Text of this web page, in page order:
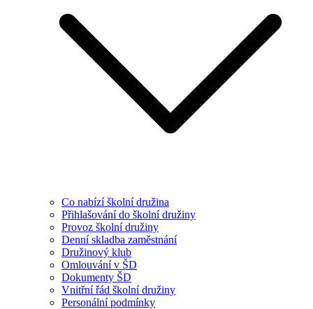
Co nabízí školní družina
Přihlašování do školní družiny
Provoz školní družiny
Denní skladba zaměstnání
Družinový klub
Omlouvání v ŠD
Dokumenty ŠD
Vnitřní řád školní družiny
Personální podmínky